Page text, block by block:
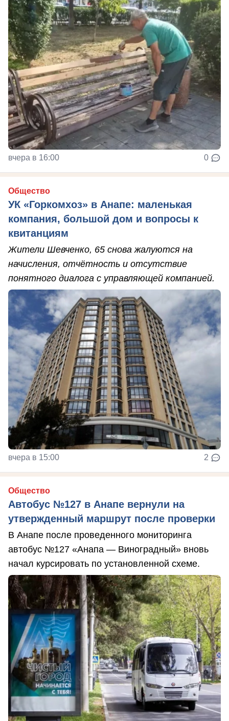
вчера в 16:00 0
Общество
УК «Горкомхоз» в Анапе: маленькая
компания, большой дом и вопросы к
квитанциям
Жители Шевченко, 65 снова жалуются на
начисления, отчётность и отсутствие
понятного диалога с управляющей компанией.
вчера в 15:00 2
Общество
Автобус №127 в Анапе вернули на
утвержденный маршрут после проверки
В Анапе после проведенного мониторинга
автобус №127 «Анапа — Виноградный» вновь
начал курсировать по установленной схеме.